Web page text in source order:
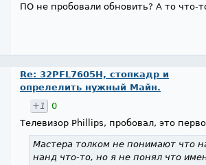
ПО не пробовали обновить? А то что-
Re: 32PFL7605H, стопкадр и
опрелелить нужный Майн.
+1
0
Телевизор Phillips, пробовал, это
Мастера толком не понимают что
нанд что-то, но я не понял что